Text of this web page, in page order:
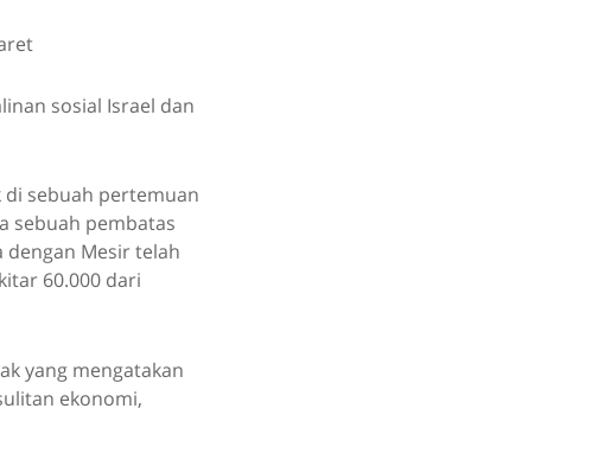
sosial Israel dan
sebuah pertemuan
sebuah pembatas
dengan Mesir telah
60.000 dari
yang mengatakan
ekonomi,